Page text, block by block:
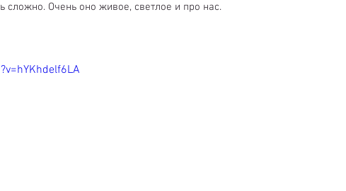
сложно. Очень оно живое, светлое и про нас.